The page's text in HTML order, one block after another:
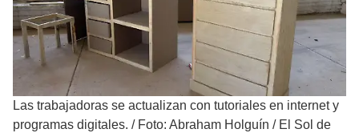
Las trabajadoras se actualizan con tutoriales en internet y
programas digitales. / Foto: Abraham Holguín / El Sol de